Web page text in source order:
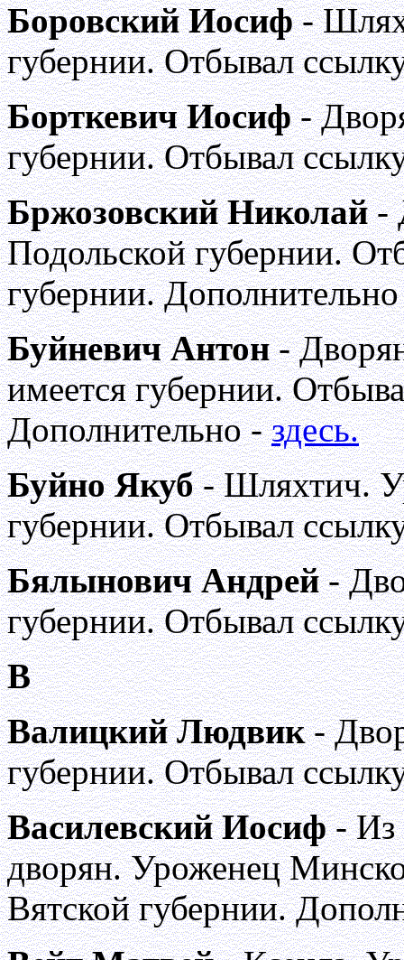
Боровский Иосиф-
губернии. Отбывал
Борткевич Иосиф-
губернии. Отбывал
Бржозовский Николай-
Подольской губернии.
губернии.
Буйневич Антон-
имеется губернии.
Дополнительно -здесь.
Буйно Якуб- Шляхтич.
губернии. Отбывал
Бялынович Андрей-
губернии. Отбывал
В
Валицкий Людвик-
губернии. Отбывал
Василевский Иосиф- Из
дворян. Уроженец
Вятской губернии.